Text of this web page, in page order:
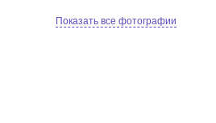
Показать все фотографии